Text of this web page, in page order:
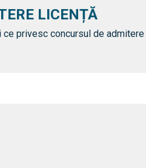
LICENȚĂ
ce privesc concursul de admitere